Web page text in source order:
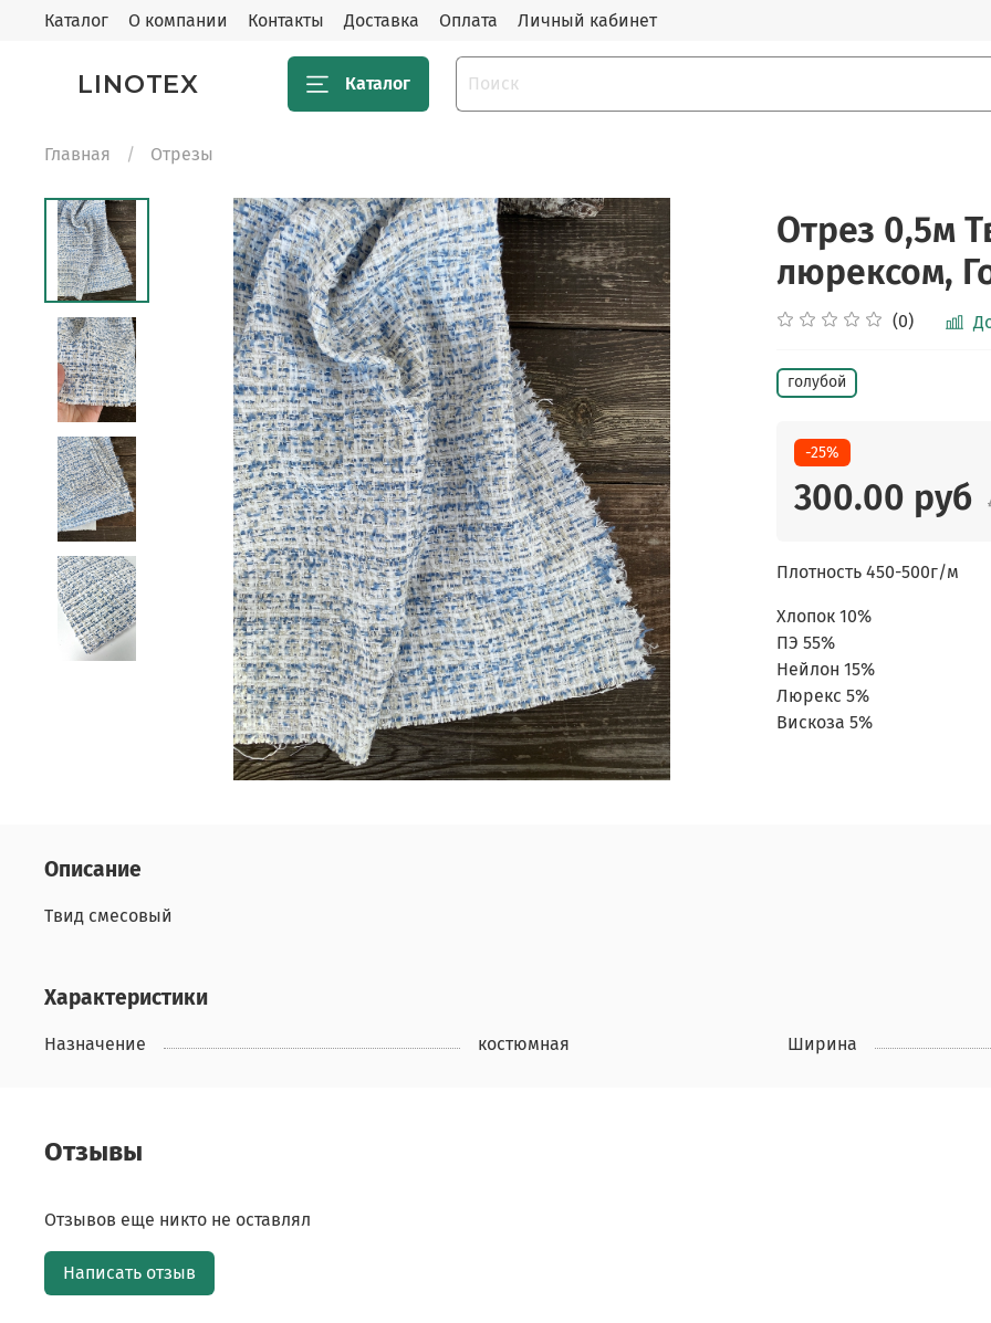
Каталог О компании Контакты Доставка Оплата Личный кабинет
LINOTEX Каталог
Главная Отрезы
Отрез 0,5м
люрексом,
(0)
голубой
-25%
300.00 руб
Плотность 450-500г/м
Хлопок 10%
ПЭ 55%
Нейлон 15%
Люрекс 5%
Вискоза 5%
Описание
Твид смесовый
Характеристики
Назначение костюмная Ширина
Отзывы
Отзывов еще никто не оставлял
Написать отзыв